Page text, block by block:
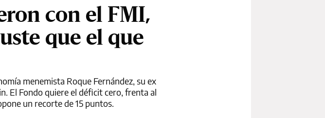
con el FMI,
que el que
menemista Roque Fernández, su ex
El Fondo quiere el déficit cero, frenta al
un recorte de 15 puntos.